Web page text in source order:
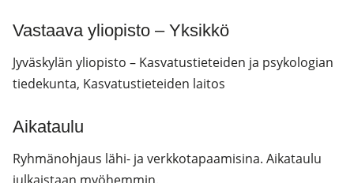
Vastaava yliopisto – Yksikkö
Jyväskylän yliopisto – Kasvatustieteiden ja psykologian
tiedekunta, Kasvatustieteiden laitos
Aikataulu
Ryhmänohjaus lähi- ja verkkotapaamisina. Aikataulu